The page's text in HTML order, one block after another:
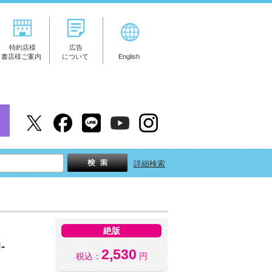
特約店様
書店様ご案内
広告
について
English
詳細検索
絶版
税込： 2,530 円